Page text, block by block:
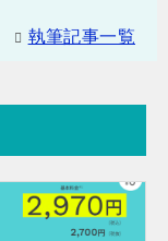
執筆記事一覧